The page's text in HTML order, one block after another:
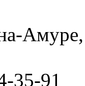
35-91